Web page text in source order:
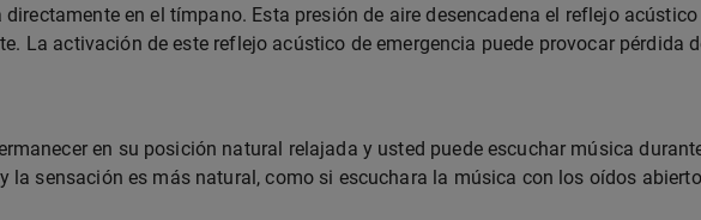
en el tímpano. Esta presión de aire desencadena el reflejo
La activación de este reflejo acústico de emergencia puede provocar pérdida
en su posición natural relajada y usted puede escuchar música
la sensación es más natural, como si escuchara la música con los oídos